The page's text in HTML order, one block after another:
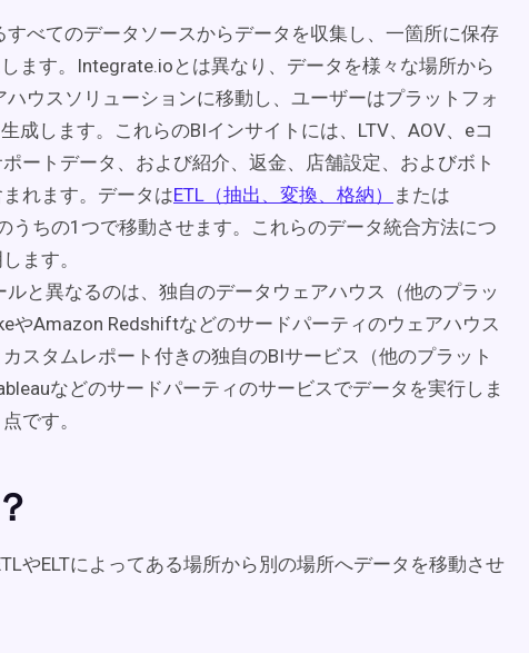
すべてのデータソースからデータを収集し、一箇所に保存
ます。Integrate.ioとは異なり、データを様々な場所から
ウスソリューションに移動し、ユーザーはプラットフォ
成します。これらのBIインサイトには、LTV、AOV、eコ
ートデータ、および紹介、返金、店舗設定、およびボト
れます。データはETL（抽出、変換、格納）
または
うちの1つで移動させます。これらのデータ統合方法につ
ます。
ルと異なるのは、独自のデータウェアハウス（他のプラッ
やAmazon Redshiftなどのサードパーティのウェアハウス
スタムレポート付きの独自のBIサービス（他のプラット
などのサードパーティのサービスでデータを実行しま
です。
やELTによってある場所から別の場所へデータを移動させ